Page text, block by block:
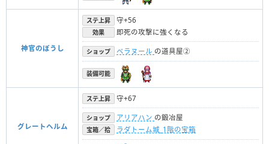
神官のぼうし
ステ上昇 守+56
効果 即死の攻撃に強くなる
ショップ ベラヌール の道具屋②
装備可能
グレートヘルム
ステ上昇 守+67
ショップ アリアハン の鍛冶屋
宝箱／拾 ラダトーム城_1階の宝箱